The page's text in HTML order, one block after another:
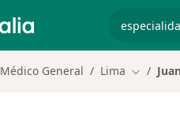
Médico General Lima Cambiar